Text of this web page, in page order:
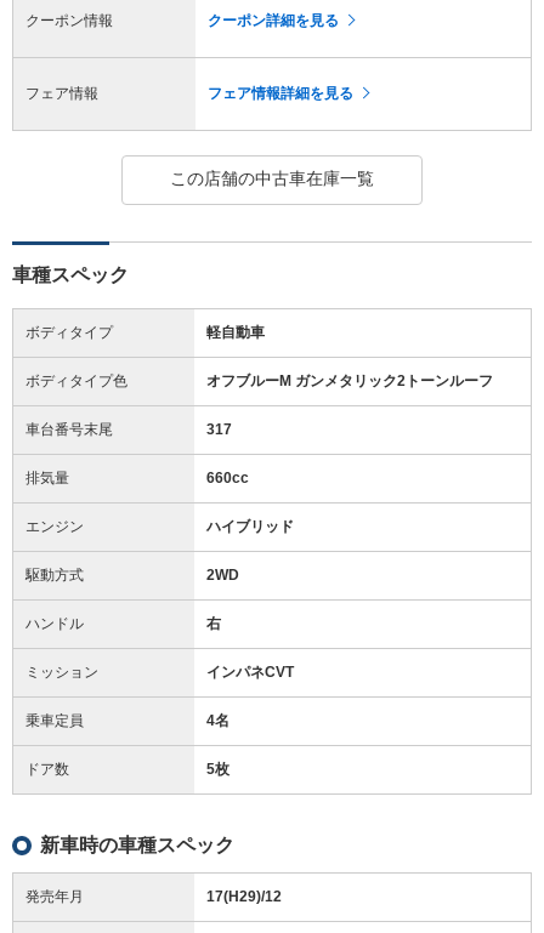
クーポン情報 クーポン詳細を見る
フェア情報 フェア情報詳細を見る
この店舗の中古車在庫一覧
車種スペック
ボディタイプ 軽自動車
ボディタイプ色 オフブルーM ガンメタリック2トーンルーフ
車台番号末尾 317
排気量 660cc
エンジン ハイブリッド
駆動方式 2WD
ハンドル 右
ミッション インパネCVT
乗車定員 4名
ドア数 5枚
新車時の車種スペック
発売年月 17(H29)/12